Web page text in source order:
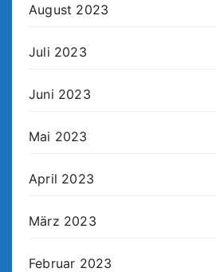
August 2023
Juli 2023
Juni 2023
Mai 2023
April 2023
März 2023
Februar 2023